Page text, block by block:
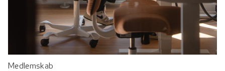
Medlemskab